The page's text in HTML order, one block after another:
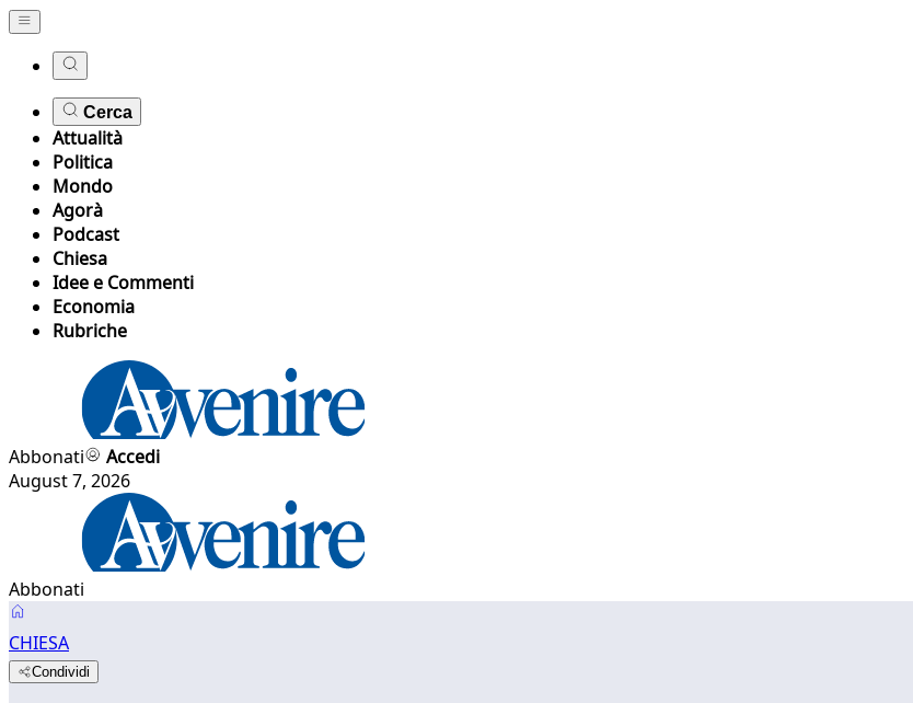
Cerca
Attualità
Politica
Mondo
Agorà
Podcast
Chiesa
Idee e Commenti
Economia
Rubriche
Abbonati
Accedi
August 7, 2026
Abbonati
CHIESA
Condividi